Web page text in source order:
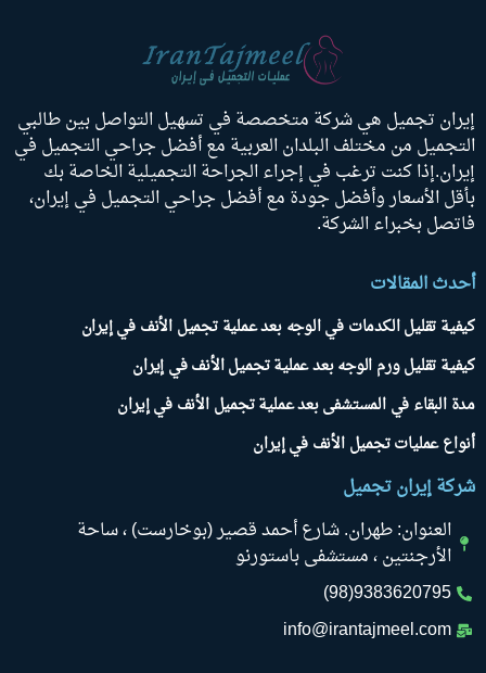
تجميل هي شركة متخصصة في تسهيل التواصل بين طالبي
من مختلف البلدان العربية مع أفضل جراحي التجميل في
كنت ترغب في إجراء الجراحة التجميلية الخاصة بك
الأسعار وأفضل جودة مع أفضل جراحي التجميل في إيران،
بخبراء الشركة.
المقالات
تقليل الكدمات في الوجه بعد عملية تجميل الأنف في إيران
تقليل ورم الوجه بعد عملية تجميل الأنف في إيران
البقاء في المستشفى بعد عملية تجميل الأنف في إيران
عمليات تجميل الأنف في إيران
إيران تجميل
العنوان: طهران. شارع أحمد قصير (بوخارست) ، ساحة
الأرجنتين ، مستشفى باستورنو
9383620795(98)
info@irantajmeel.com